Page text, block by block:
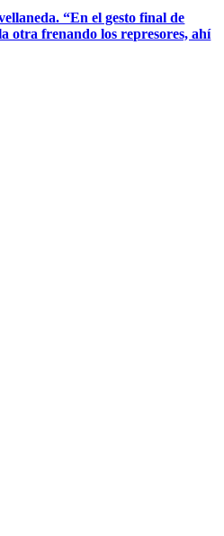
“En el gesto final de
otra frenando los represores, ahí